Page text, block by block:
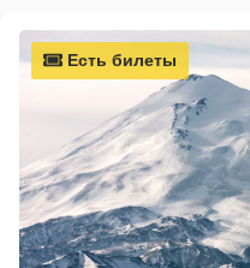
Есть билеты